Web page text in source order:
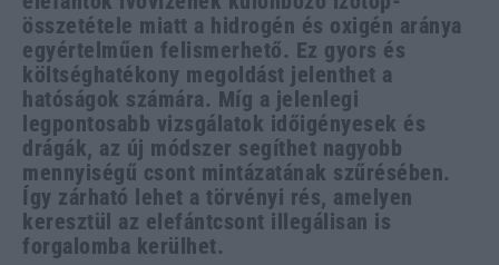
összetétele miatt a hidrogén és oxigén aránya
egyértelműen felismerhető. Ez gyors és
költséghatékony megoldást jelenthet a
hatóságok számára. Míg a jelenlegi
legpontosabb vizsgálatok időigényesek és
drágák, az új módszer segíthet nagyobb
mennyiségű csont mintázatának szűrésében.
Így zárható lehet a törvényi rés, amelyen
keresztül az elefántcsont illegálisan is
forgalomba kerülhet.